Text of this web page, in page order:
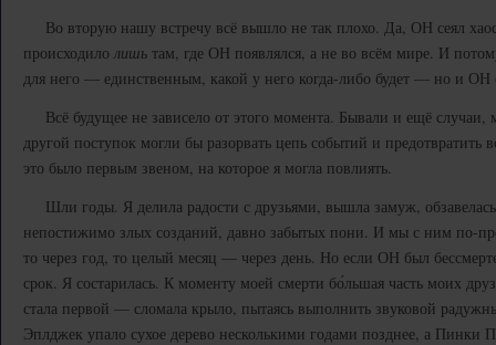
Во вторую нашу встречу всё вышло не так плохо. Да, ОН сеял хаос
происходило лишь там, где ОН появлялся, а не во всём мире. И
для него — единственным, какой у него когда-либо будет — но и ОН
Всё будущее не зависело от этого момента. Бывали и ещё случаи,
другой поступок могли бы разорвать цепь событий и
это было первым звеном, на которое я могла повлиять.
Шли годы. Я делила радости с друзьями, вышла замуж,
непостижимо злых созданий, давно забытых пони. И мы с ним по-
то через год, то целый месяц — через день. Но если ОН был
срок. Я состарилась. К моменту моей смерти бо́льшая часть моих
стала первой — сломала крыло, пытаясь выполнить звуковой
Эплджек упало сухое дерево несколькими годами позднее, а Пинки